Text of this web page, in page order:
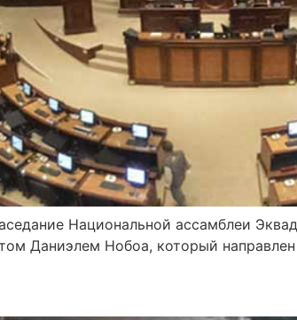
Национальной ассамблеи
Даниэлем Нобоа, который